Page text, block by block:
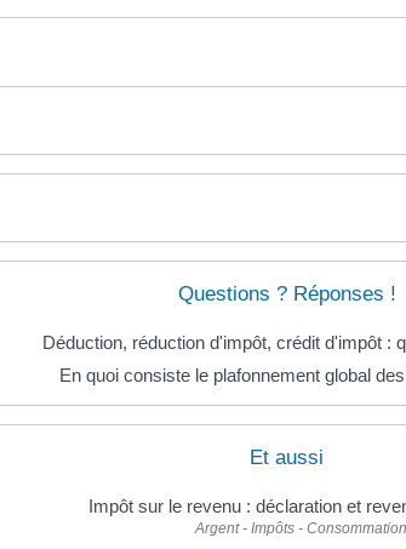
Questions ? Réponses !
Déduction, réduction d'impôt, crédit d'impôt :
En quoi consiste le plafonnement global
Et aussi
Impôt sur le revenu : déclaration et
Argent - Impôts - Consommation